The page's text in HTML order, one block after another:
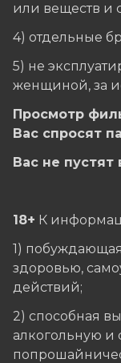
или веществ и
4) отдельные
5) не
женщиной, за
Просмотр
Вас спросят
Вас не пустят
18+ К
1)
здоровью,
действий;
2) способная
алкогольную и